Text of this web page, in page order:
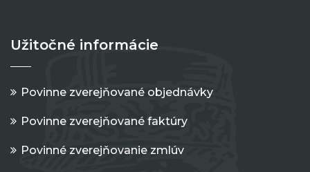
Užitočné informácie
Povinne zverejňované objednávky
Povinne zverejňované faktúry
Povinné zverejňovanie zmlúv